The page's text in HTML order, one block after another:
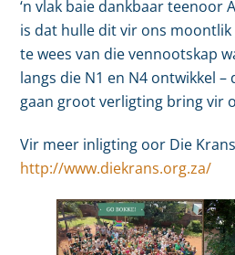
‘n vlak baie dankbaar teenoor
is dat hulle dit vir ons
te wees van die vennootskap
langs die N1 en N4 ontwikkel –
gaan groot verligting bring vir
Vir meer inligting oor Die
http://www.diekrans.org.za/